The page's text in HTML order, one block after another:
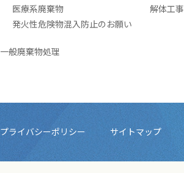
医療系廃棄物
発火性危険物混入防止のお願い
一般廃棄物処理
解体工事
プライバシーポリシー サイトマップ